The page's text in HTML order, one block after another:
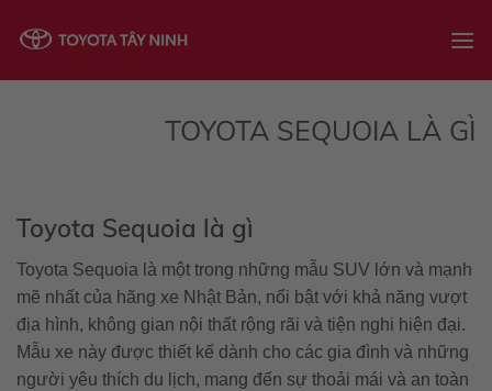
TOYOTA SEQUOIA LÀ GÌ
Toyota Sequoia là gì
Toyota Sequoia là một trong những mẫu SUV lớn và mạnh
mẽ nhất của hãng xe Nhật Bản, nổi bật với khả năng vượt
địa hình, không gian nội thất rộng rãi và tiện nghi hiện đại.
Mẫu xe này được thiết kế dành cho các gia đình và những
người yêu thích du lịch, mang đến sự thoải mái và an toàn